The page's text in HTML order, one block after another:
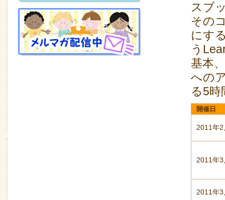
スブ
その
にす
う
基本
への
る5時
開催日
2011年
2011年
2011年